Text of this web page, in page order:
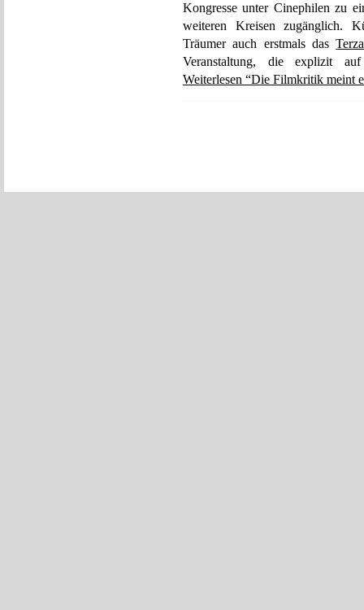
Kongresse unter Cinephilen zu
weiteren Kreisen zugänglich.
Träumer auch erstmals das
Veranstaltung, die explizit
Weiterlesen “Die Filmkritik meint